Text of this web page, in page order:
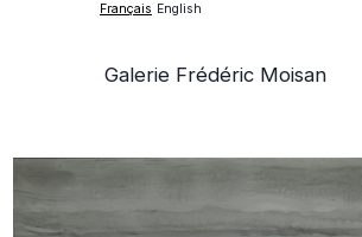
Français English
Galerie Frédéric Moisan